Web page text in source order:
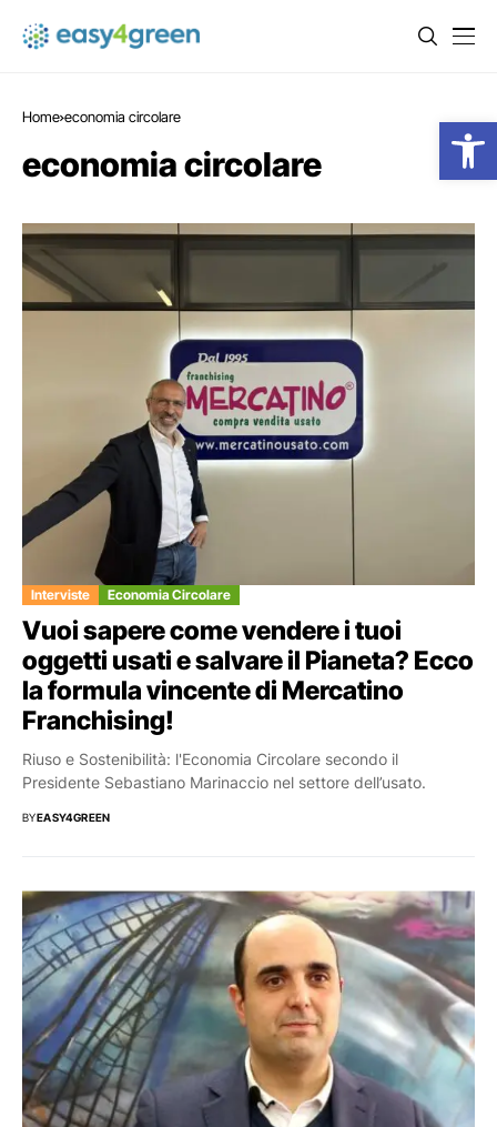
Home economia circolare
economia circolare
Interviste Economia Circolare
Vuoi sapere come vendere i tuoi
oggetti usati e salvare il Pianeta? Ecco
la formula vincente di Mercatino
Franchising!
Riuso e Sostenibilità: l'Economia Circolare secondo il
Presidente Sebastiano Marinaccio nel settore dell’usato.
BYEASY4GREEN